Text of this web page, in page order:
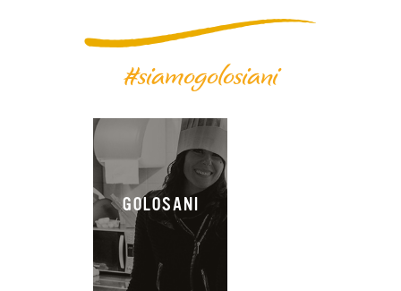
#siamogolosiani
GOLOSANI